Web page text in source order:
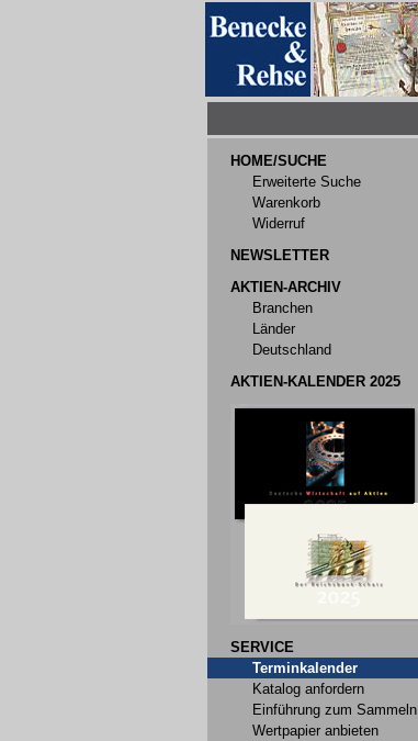
HOME/SUCHE
Erweiterte Suche
Warenkorb
Widerruf
NEWSLETTER
AKTIEN-ARCHIV
Branchen
Länder
Deutschland
AKTIEN-KALENDER 2025
SERVICE
Terminkalender
Katalog anfordern
Einführung zum Sammeln
Wertpapier anbieten